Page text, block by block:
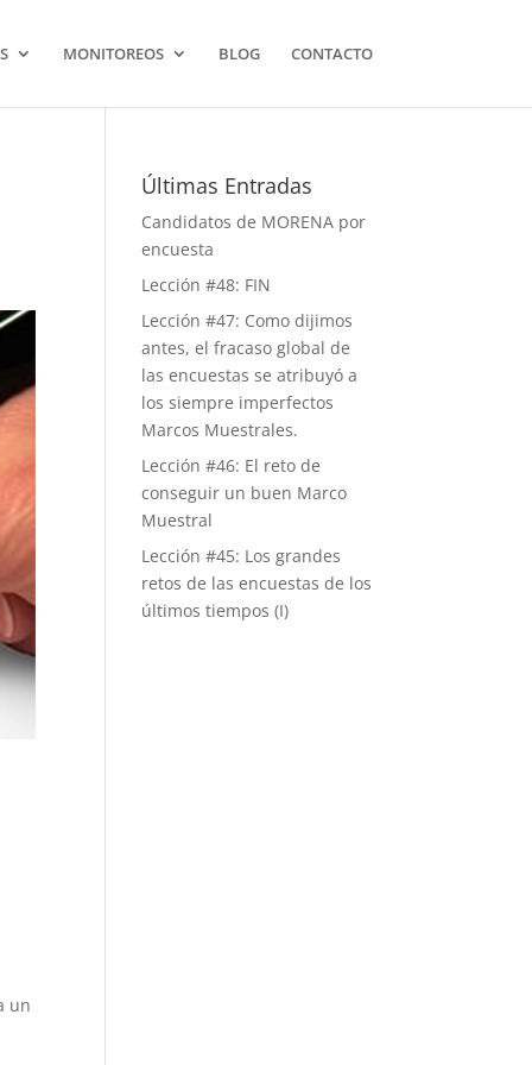
MONITOREOS BLOG CONTACTO
un
Últimas Entradas
Candidatos de MORENA por
encuesta
Lección #48: FIN
Lección #47: Como dijimos
antes, el fracaso global de
las encuestas se atribuyó a
los siempre imperfectos
Marcos Muestrales.
Lección #46: El reto de
conseguir un buen Marco
Muestral
Lección #45: Los grandes
retos de las encuestas de los
últimos tiempos (I)